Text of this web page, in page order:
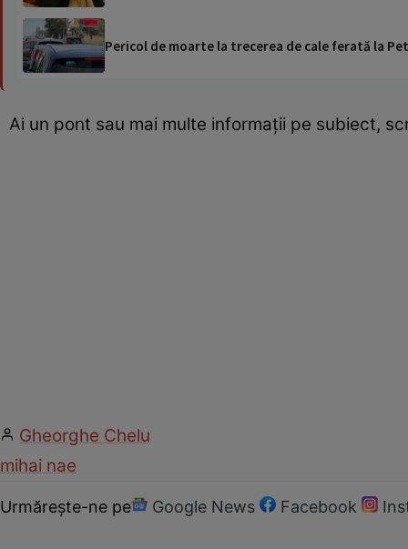
Pericol de moarte la trecerea de cale ferată la
Ai un pont sau mai multe informații pe subiect,
Gheorghe Chelu
mihai nae
Urmărește-ne pe Google News Facebook